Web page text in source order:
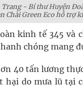
- Bí thư Huyện
Chài Green Eco hỗ trợ
kinh tế 345 và
chóng mang
40 tấn lương
do mưa lũ tại